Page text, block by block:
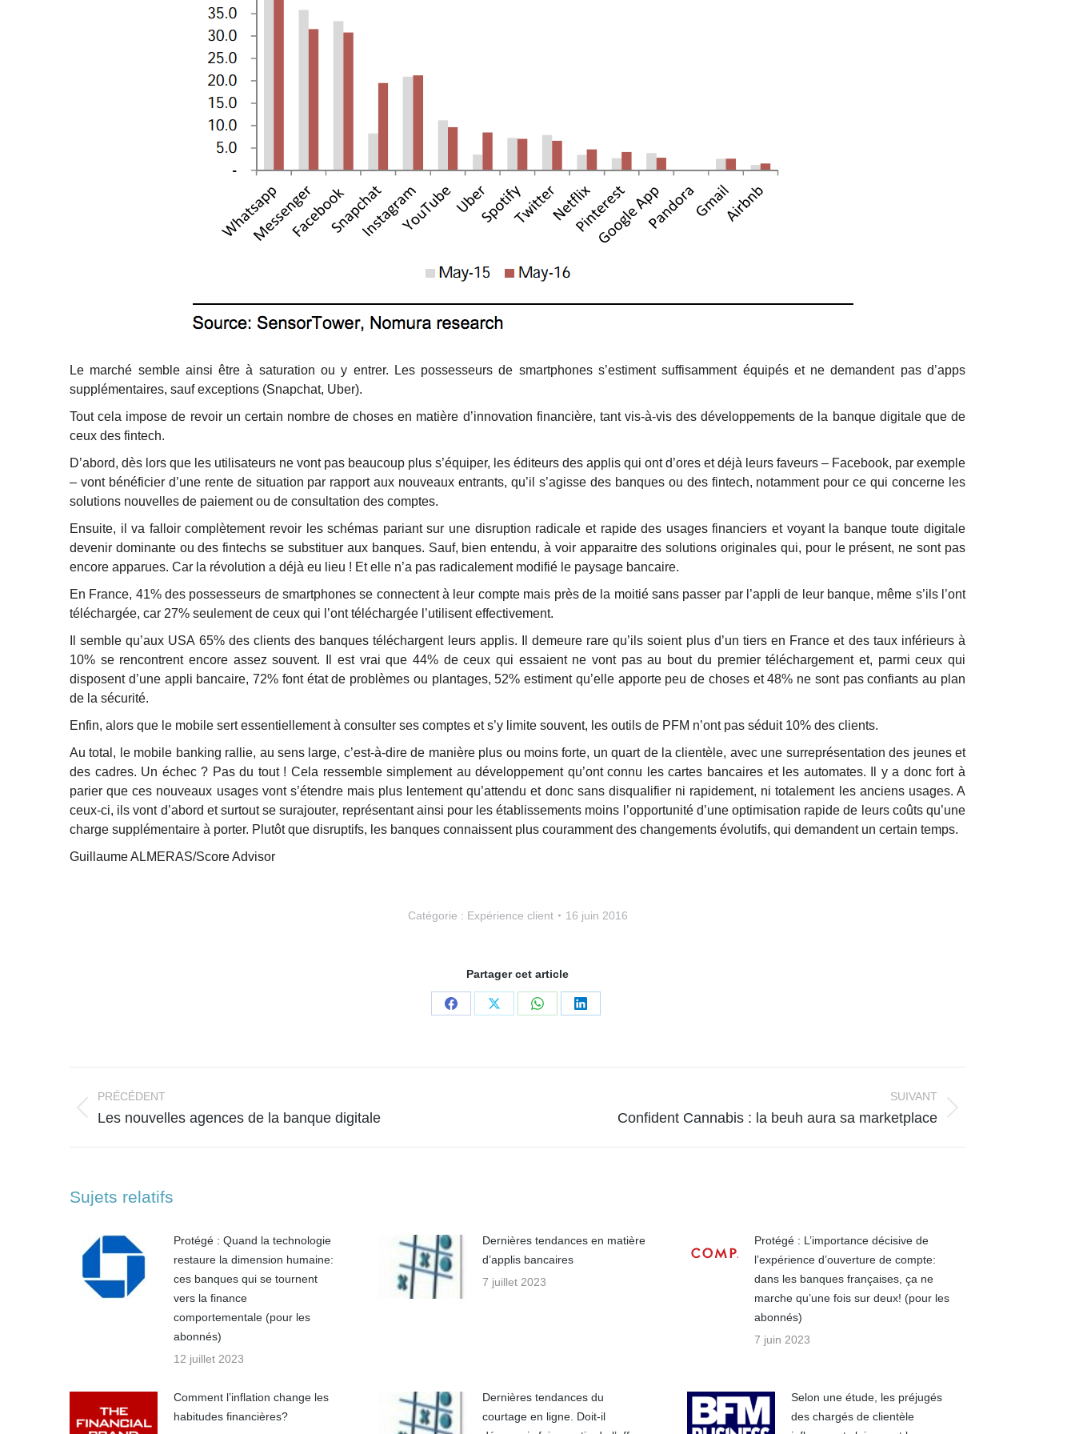
Le marché semble ainsi être à saturation ou y entrer. Les possesseurs de smartphones s’estiment suffisamment équipés et ne demandent pas d’apps
supplémentaires, sauf exceptions (Snapchat, Uber).
Tout cela impose de revoir un certain nombre de choses en matière d’innovation financière, tant vis-à-vis des développements de la banque digitale que de
ceux des fintech.
D’abord, dès lors que les utilisateurs ne vont pas beaucoup plus s’équiper, les éditeurs des applis qui ont d’ores et déjà leurs faveurs – Facebook, par exemple
– vont bénéficier d’une rente de situation par rapport aux nouveaux entrants, qu’il s’agisse des banques ou des fintech, notamment pour ce qui concerne les
solutions nouvelles de paiement ou de consultation des comptes.
Ensuite, il va falloir complètement revoir les schémas pariant sur une disruption radicale et rapide des usages financiers et voyant la banque toute digitale
devenir dominante ou des fintechs se substituer aux banques. Sauf, bien entendu, à voir apparaitre des solutions originales qui, pour le présent, ne sont pas
encore apparues. Car la révolution a déjà eu lieu ! Et elle n’a pas radicalement modifié le paysage bancaire.
En France, 41% des possesseurs de smartphones se connectent à leur compte mais près de la moitié sans passer par l’appli de leur banque, même s’ils l’ont
téléchargée, car 27% seulement de ceux qui l’ont téléchargée l’utilisent effectivement.
Il semble qu’aux USA 65% des clients des banques téléchargent leurs applis. Il demeure rare qu’ils soient plus d’un tiers en France et des taux inférieurs à
10% se rencontrent encore assez souvent. Il est vrai que 44% de ceux qui essaient ne vont pas au bout du premier téléchargement et, parmi ceux qui
disposent d’une appli bancaire, 72% font état de problèmes ou plantages, 52% estiment qu’elle apporte peu de choses et 48% ne sont pas confiants au plan
de la sécurité.
Enfin, alors que le mobile sert essentiellement à consulter ses comptes et s’y limite souvent, les outils de PFM n’ont pas séduit 10% des clients.
Au total, le mobile banking rallie, au sens large, c’est-à-dire de manière plus ou moins forte, un quart de la clientèle, avec une surreprésentation des jeunes et
des cadres. Un échec ? Pas du tout ! Cela ressemble simplement au développement qu’ont connu les cartes bancaires et les automates. Il y a donc fort à
parier que ces nouveaux usages vont s’étendre mais plus lentement qu’attendu et donc sans disqualifier ni rapidement, ni totalement les anciens usages. A
ceux-ci, ils vont d’abord et surtout se surajouter, représentant ainsi pour les établissements moins l’opportunité d’une optimisation rapide de leurs coûts qu’une
charge supplémentaire à porter. Plutôt que disruptifs, les banques connaissent plus couramment des changements évolutifs, qui demandent un certain temps.
Guillaume ALMERAS/Score Advisor
Catégorie : Expérience client 16 juin 2016
Partager cet article
PartagerPartagerPartagerPartager
article
PRÉCÉDENT
Article
Les nouvelles agences de la banque digitale
SUIVANT
Confident Cannabis : la beuh aura sa marketplace
Sujets relatifs
Protégé : Quand la technologie
restaure la dimension humaine:
ces banques qui se tournent
vers la finance
comportementale (pour les
abonnés)
12 juillet 2023
Dernières tendances en matière
d’applis bancaires
7 juillet 2023
Protégé : L’importance décisive de
l’expérience d’ouverture de compte:
dans les banques françaises, ça ne
marche qu’une fois sur deux! (pour les
abonnés)
7 juin 2023
Comment l’inflation change les
habitudes financières?
Dernières tendances du
courtage en ligne. Doit-il
Selon une étude, les préjugés
des chargés de clientèle